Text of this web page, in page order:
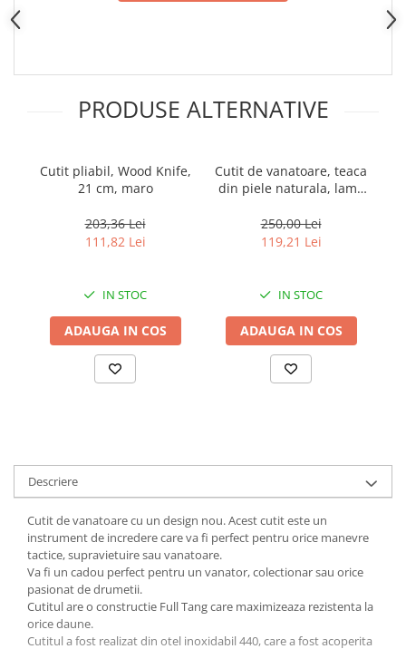
PRODUSE ALTERNATIVE
Cutit pliabil, Wood Knife,
21 cm, maro
203,36 Lei
111,82 Lei
IN STOC
ADAUGA IN COS
Cutit de vanatoare, teaca
din piele naturala, lama
cm, maro
250,00 Lei
119,21 Lei
IN STOC
ADAUGA IN COS
Descriere
Cutit de vanatoare cu un design nou. Acest cutit este un
instrument de incredere care va fi perfect pentru orice manevre
tactice, supravietuire sau vanatoare.
Va fi un cadou perfect pentru un vanator, colectionar sau orice
pasionat de drumetii.
Cutitul are o constructie Full Tang care maximizeaza rezistenta la
orice daune.
Cutitul a fost realizat din otel inoxidabil 440, care a fost acoperita